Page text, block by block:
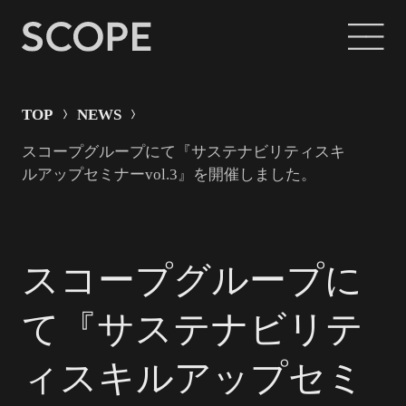
TOP NEWS
スコープグループにて『サステナビリティスキ
ルアップセミナーvol.3』を開催しました。
スコープグループに
て『サステナビリテ
ィスキルアップセミ